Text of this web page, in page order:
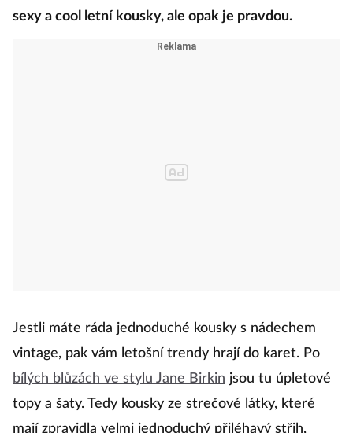
sexy a cool letní kousky, ale opak je pravdou.
Jestli máte ráda jednoduché kousky s nádechem
vintage, pak vám letošní trendy hrají do karet. Po
bílých blůzách ve stylu Jane Birkin jsou tu úpletové
topy a šaty. Tedy kousky ze strečové látky, které
mají zpravidla velmi jednoduchý přiléhavý střih,